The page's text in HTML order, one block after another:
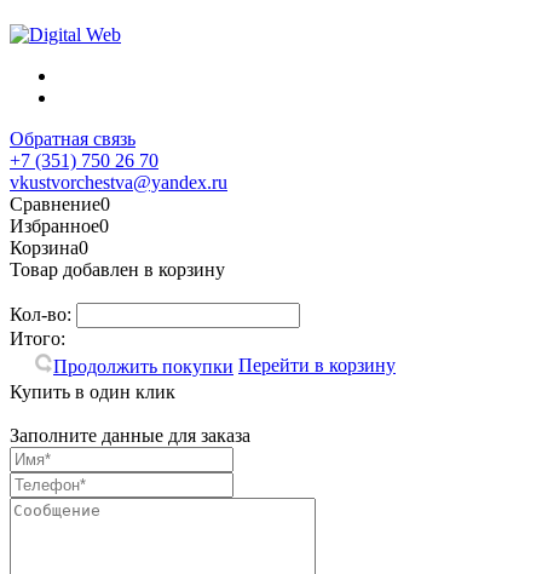
Обратная связь
+7 (351) 750 26 70
vkustvorchestva@yandex.ru
Сравнение0
Избранное0
Корзина0
Товар добавлен в корзину
Кол-во:
Итого:
Продолжить покупки Перейти в корзину
Купить в один клик
Заполните данные для заказа